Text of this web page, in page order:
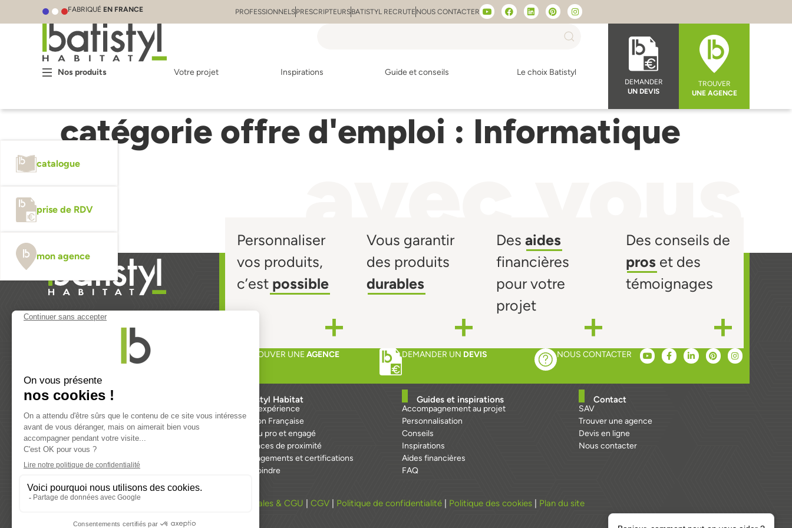
FABRIQUÉ EN FRANCE PROFESSIONNELSPRESCRIPTEURSBATISTYL RECRUTE NOUS CONTACTER
Nos produits Votre projet Inspirations Guide et conseils Le choix Batistyl
DEMANDER
UN DEVIS
TROUVER
UNE AGENCE
catalogue
prise de RDV
mon agence
catégorie offre d'emploi : Informatique
Personnaliser
vos produits,
c’est possible
Vous garantir
des produits
durables
Des aides
financières
pour votre
projet
Des conseils de
pros et des
témoignages
TROUVER UNEAGENCE DEMANDER UN DEVIS NOUS CONTACTER
Produits
Baies vitrées
Volets
Domotique
Batistyl Habitat
30 ans d’expérience
Fabrication Française
Un réseau pro et engagé
Nos agences de proximité
Nos engagements et certifications
Nous rejoindre
Guides et inspirations
Accompagnement au projet
Personnalisation
Conseils
Inspirations
Aides financières
FAQ
Contact
SAV
Trouver une agence
Devis en ligne
Nous contacter
Mentions légales & CGU CGV Politique de confidentialité Politique des cookies Plan du site